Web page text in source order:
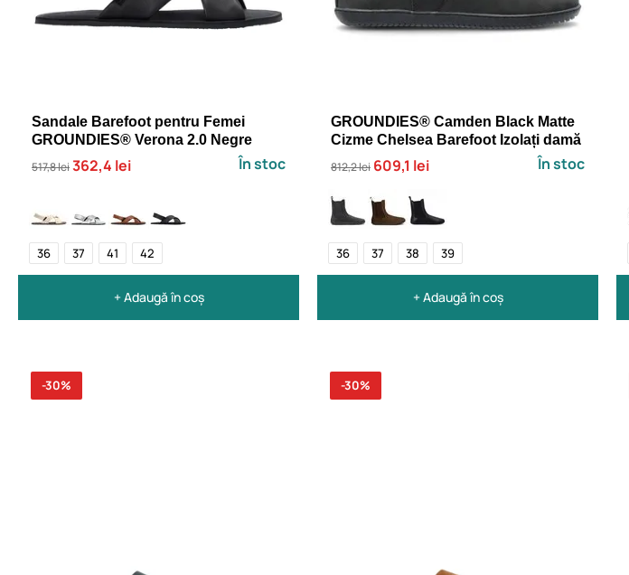
Sandale Barefoot pentru Femei
GROUNDIES® Verona 2.0 Negre
517,8 lei362,4 lei În stoc
36 37 41 42
+ Adaugă în coș
GROUNDIES® Camden Black Matte
Cizme Chelsea Barefoot Izolați damă
812,2 lei 609,1 lei În stoc
36 37 38 39
+ Adaugă în coș
-30% -30%